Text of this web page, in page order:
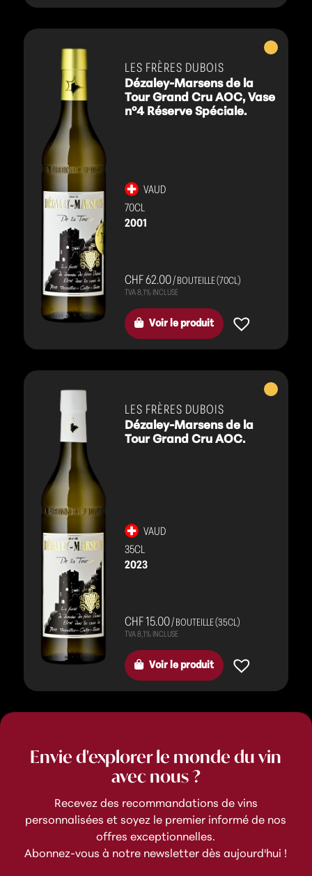
Vins
blancs
LES FRÈRES DUBOIS
Dézaley-Marsens de la
Tour Grand Cru AOC, Vase
n°4 Réserve Spéciale.
VAUD
70CL
2001
CHF 62.00/ BOUTEILLE (70CL)
Voir le produit
Vins
blancs
LES FRÈRES DUBOIS
Dézaley-Marsens de la
Tour Grand Cru AOC.
VAUD
35CL
2023
CHF 15.00/ BOUTEILLE (35CL)
Voir le produit
Envie d'explorer le monde du vin
avec nous ?
Recevez des recommandations de vins
personnalisées et soyez le premier informé de nos
offres exceptionnelles.
Abonnez-vous à notre newsletter dès aujourd'hui !